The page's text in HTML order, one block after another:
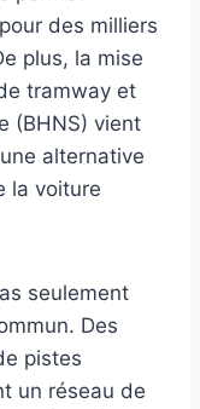
des milliers
plus, la mise
tramway et
(BHNS) vient
alternative
la voiture
seulement
Des
pistes
un réseau de